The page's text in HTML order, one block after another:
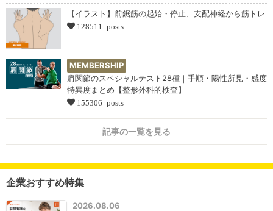
【イラスト】前鋸筋の起始・停止、支配神経から筋トレ
128511 posts
MEMBERSHIP
肩関節のスペシャルテスト28種｜手順・陽性所見・感度
特異度まとめ【整形外科的検査】
155306 posts
記事の一覧を見る
企業おすすめ特集
2026.08.06